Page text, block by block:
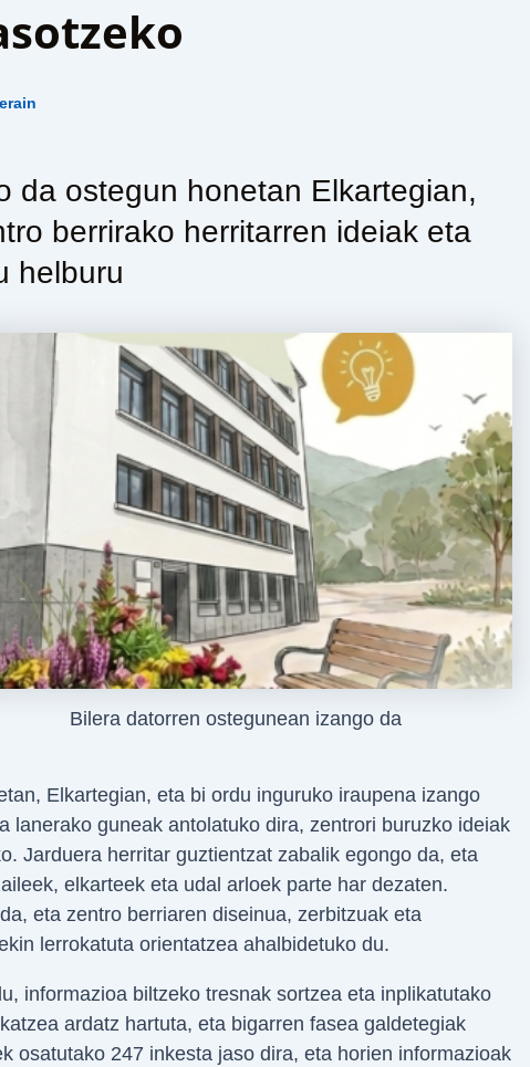
da ostegun honetan Elkartegian,
berrirako herritarren ideiak eta
helburu
Bilera datorren ostegunean izango da
Elkartegian, eta bi ordu inguruko iraupena izango
lanerako guneak antolatuko dira, zentrori buruzko ideiak
Jarduera herritar guztientzat zabalik egongo da, eta
elkarteek eta udal arloek parte har dezaten.
eta zentro berriaren diseinua, zerbitzuak eta
lerrokatuta orientatzea ahalbidetuko du.
informazioa biltzeko tresnak sortzea eta inplikatutako
ardatz hartuta, eta bigarren fasea galdetegiak
osatutako 247 inkesta jaso dira, eta horien informazioak